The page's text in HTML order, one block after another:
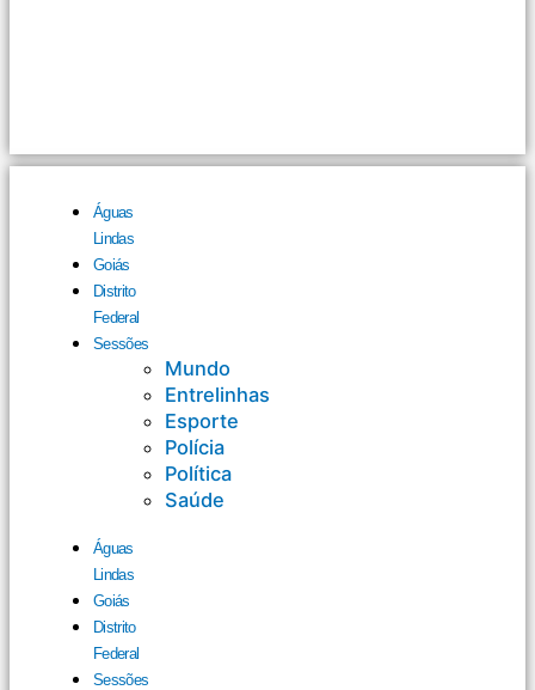
Águas
Lindas
Goiás
Distrito
Federal
Sessões
Mundo
Entrelinhas
Esporte
Polícia
Política
Saúde
Águas
Lindas
Goiás
Distrito
Federal
Sessões